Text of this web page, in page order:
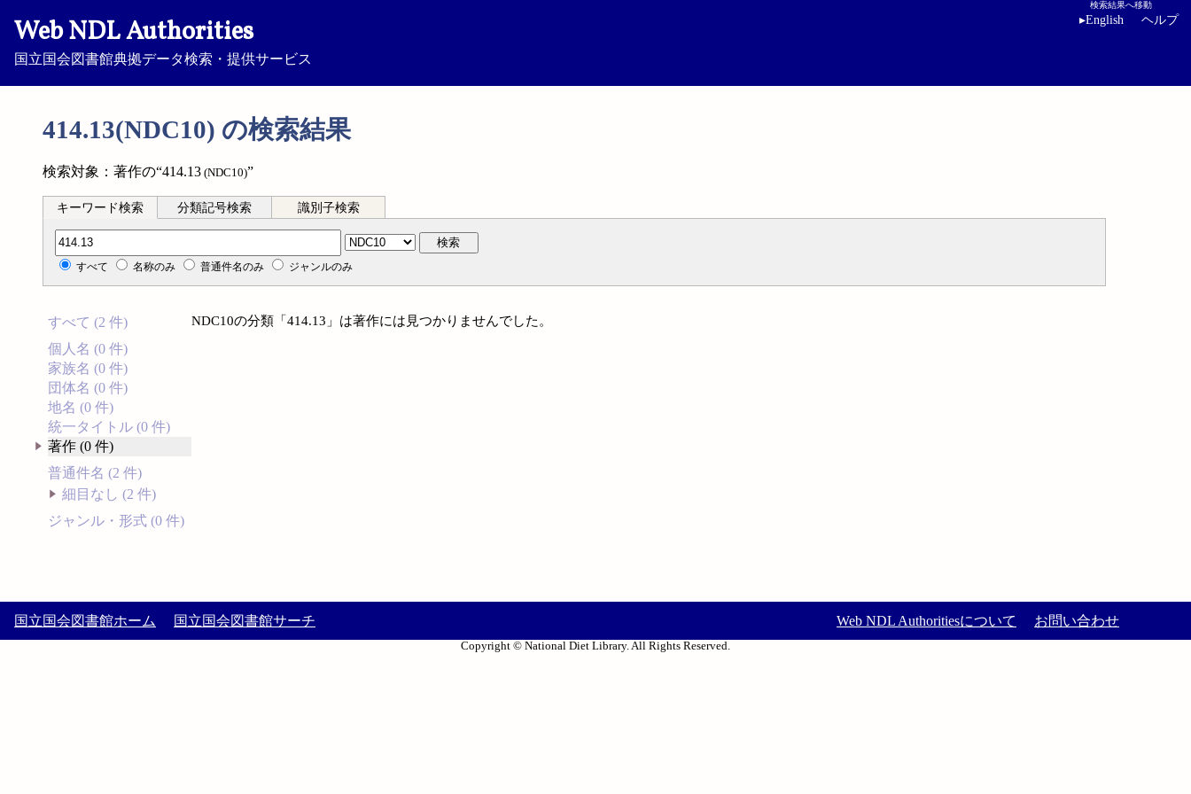
Web NDL Authorities
国立国会図書館典拠データ検索・提供サービス
検索結果へ移動
▸English ヘルプ
414.13(NDC10) の検索結果
検索対象：著作の“414.13 (NDC10)”
キーワード検索 分類記号検索 識別子検索
分類記号検索 検索
すべて 名称のみ 普通件名のみ ジャンルのみ
すべて (2 件)
個人名 (0 件)
家族名 (0 件)
団体名 (0 件)
地名 (0 件)
統一タイトル (0 件)
著作 (0 件)
普通件名 (2 件)
細目なし (2 件)
ジャンル・形式 (0 件)
NDC10の分類「414.13」は著作には見つかりませんでした。
国立国会図書館ホーム 国立国会図書館サーチ Web NDL Authoritiesについて お問い合わせ
Copyright © National Diet Library. All Rights Reserved.